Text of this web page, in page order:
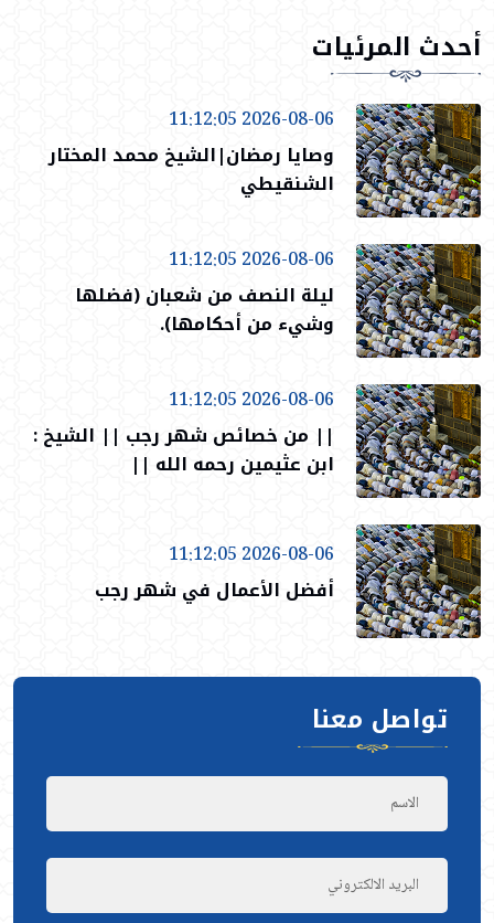
أحدث المرئيات
2026-08-06 11:12:05
وصايا رمضان|الشيخ محمد المختار
الشنقيطي
2026-08-06 11:12:05
ليلة النصف من شعبان (فضلها
وشيء من أحكامها).
2026-08-06 11:12:05
|| من خصائص شهر رجب || الشيخ :
ابن عثيمين رحمه الله ||
2026-08-06 11:12:05
أفضل الأعمال في شهر رجب
تواصل معنا